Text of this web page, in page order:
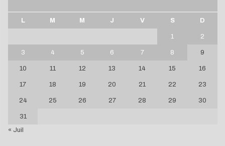
L M M J V S D
1 2
3 4 5 6 7 8 9
10 11 12 13 14 15 16
17 18 19 20 21 22 23
24 25 26 27 28 29 30
31
« Juil